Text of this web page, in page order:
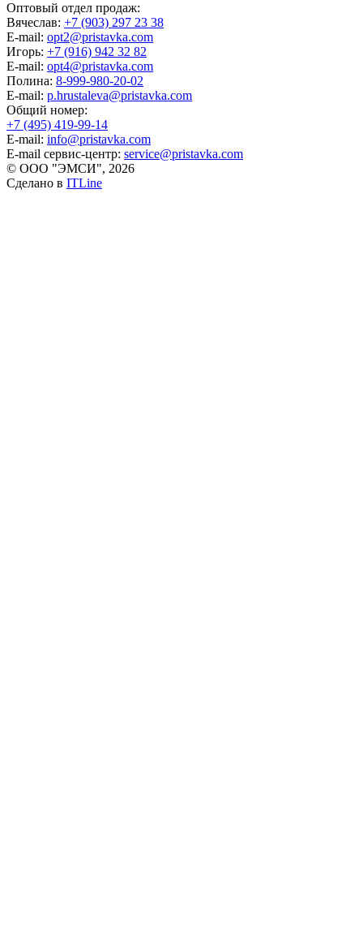
Оптовый отдел продаж:
Вячеслав: +7 (903) 297 23 38
E-mail: opt2@pristavka.com
Игорь: +7 (916) 942 32 82
E-mail: opt4@pristavka.com
Полина: 8-999-980-20-02
E-mail: p.hrustaleva@pristavka.com
Общий номер:
+7 (495) 419-99-14
E-mail: info@pristavka.com
E-mail сервис-центр: service@pristavka.com
© ООО "ЭМСИ", 2026
Сделано в ITLine